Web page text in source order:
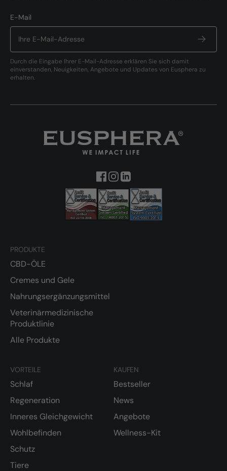
E-Mail
Durch die Eingabe Ihrer E-Mail-Adresse erklären Sie sich damit
einverstanden, Neuigkeiten, Angebote und Updates von Eusphera zu
erhalten.
PRODUKTE
CBD-ÖLE
Cremes und Gele
Nahrungsergänzungsmittel
Veterinärmedizinische
Produktlinie
Alle Produkte
VORTEILE
Schlaf
Regeneration
Inneres Gleichgewicht
Wohlbefinden
Schutz
Tiere
KAUFEN
Bestseller
News
Angebote
Wellness-Kit